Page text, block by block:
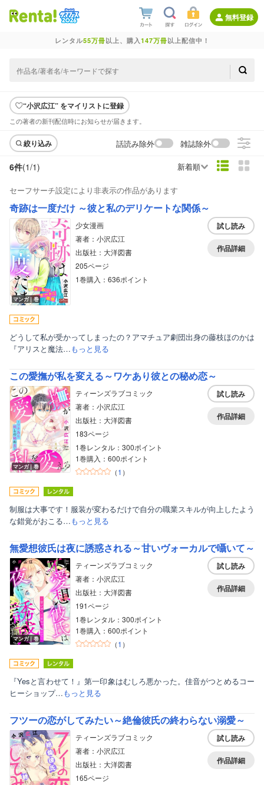
無料登録
レンタル55万冊以上、購入147万冊以上配信中！
“小沢広江” をマイリストに登録
この著者の新刊配信時にお知らせが届きます。
絞り込み 話読み除外 雑誌除外
6件(1/1) 新着順
セーフサーチ設定により非表示の作品があります
奇跡は一度だけ ～彼と私のデリケートな関係～
マンガ｜巻
少女漫画
著者：小沢広江
出版社：大洋図書
205ページ
1巻購入：636ポイント
試し読み
作品詳細
どうして私が受かってしまったの？アマチュア劇団出身の藤枝ほのかは
『アリスと魔法…もっと見る
この愛撫が私を変える～ワケあり彼との秘め恋～
マンガ｜巻
ティーンズラブコミック
著者：小沢広江
出版社：大洋図書
183ページ
1巻レンタル：300ポイント
1巻購入：600ポイント
（1 ）
試し読み
作品詳細
制服は大事です！服装が変わるだけで自分の職業スキルが向上したよう
な錯覚がおこる…もっと見る
無愛想彼氏は夜に誘惑される～甘いヴォーカルで囁いて～
マンガ｜巻
ティーンズラブコミック
著者：小沢広江
出版社：大洋図書
191ページ
1巻レンタル：300ポイント
1巻購入：600ポイント
（1 ）
試し読み
作品詳細
『Yesと言わせて！』第一印象はむしろ悪かった。佳音がつとめるコー
ヒーショップ…もっと見る
フツーの恋がしてみたい～絶倫彼氏の終わらない溺愛～
ティーンズラブコミック
著者：小沢広江
出版社：大洋図書
165ページ
試し読み
作品詳細